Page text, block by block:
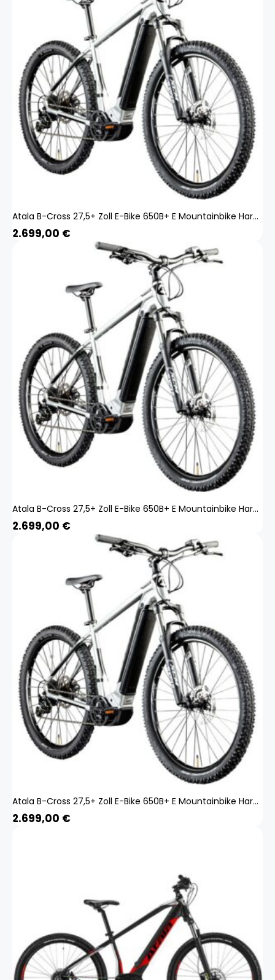
Atala B-Cross 27,5+ Zoll E-Bike 650B+ E Mountainbike Hardtail Pedelec Bosch
2.699,00 €
Atala B-Cross 27,5+ Zoll E-Bike 650B+ E Mountainbike Hardtail Pedelec Bosch
2.699,00 €
Atala B-Cross 27,5+ Zoll E-Bike 650B+ E Mountainbike Hardtail Pedelec Bosch
2.699,00 €
Produkt zum Warenkorb hinzugefügt.
0 Artikel -0,00 €
ZUR KASSE